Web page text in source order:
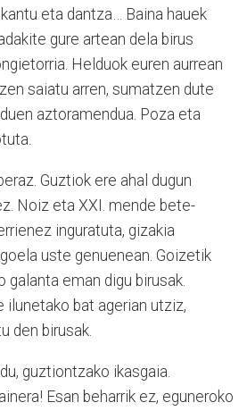
eta dantza… Baina hauek
gure artean dela birus
Helduok euren aurrean
saiatu arren, sumatzen dute
aztoramendua. Poza eta
Guztiok ere ahal dugun
Noiz eta XXI. mende bete-
inguratuta, gizakia
uste genuenean. Goizetik
galanta eman digu birusak.
ilunetako bat agerian utziz,
den birusak.
guztiontzako ikasgaia.
Esan beharrik ez, eguneroko